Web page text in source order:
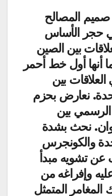
صميم المصالح
حجر الأساس
بين الصين
أنها أول خط أحمر
بين
نعارض بحزم
بين
نحث بشدة
والكونجرس
عن تشويه مبدأ
وإفراغه من
المتمثل